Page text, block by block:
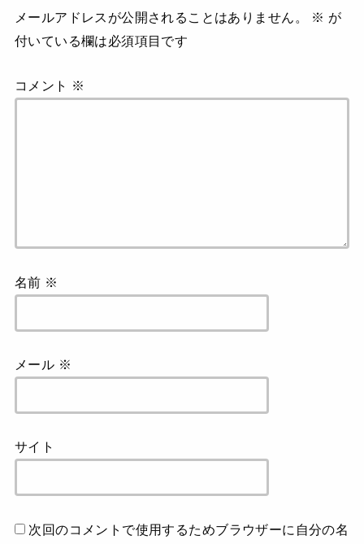
メールアドレスが公開されることはありません。 ※ が
付いている欄は必須項目です
コメント ※
名前 ※
メール ※
サイト
次回のコメントで使用するためブラウザーに自分の名